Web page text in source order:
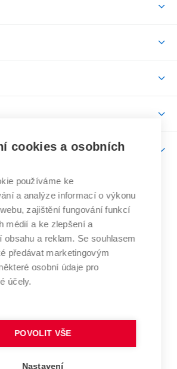
roku
údajů studentů
rada
výzkumu
fondů
/ ContriBUTe
učení
technické
V BRNĚ
www.vut.cz
vut@vutbr.cz
cookies a osobních
používáme ke
a analýze informací o výkonu
zajištění fungování funkcí
médií a ke zlepšení a
obsahu a reklam. Se souhlasem
předávat marketingovým
osobní údaje pro
účely.
POVOLIT VŠE
Nastavení